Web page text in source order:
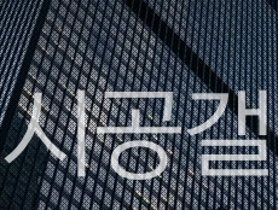
시공